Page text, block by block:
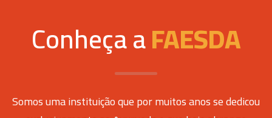
Conheça aFAESDA
Somos uma instituição que por muitos anos se dedicou